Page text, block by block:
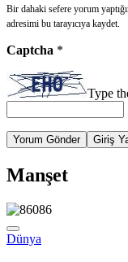
Bir dahaki sefere yorum
adresimi bu tarayıcıya kaydet.
Captcha *
Type
Yorum Gönder Giriş
Manşet
Dünya